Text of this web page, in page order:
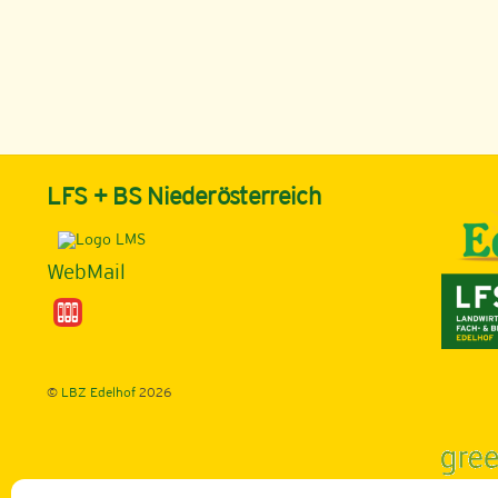
LFS + BS Niederösterreich
WebMail
© LBZ Edelhof 2026